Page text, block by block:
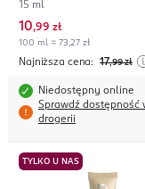
15 ml
10,99 zł
100 ml = 73,27 zł
Najniższa cena: 17,99 zł
Niedostępny online
Sprawdź dostępność
drogerii
TYLKO U NAS